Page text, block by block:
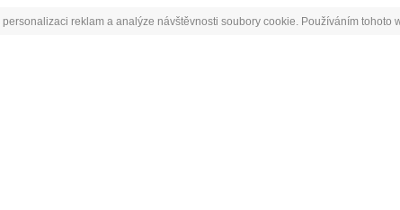
reklam a analýze návštěvnosti soubory cookie. Používáním tohoto